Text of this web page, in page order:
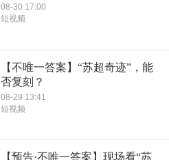
08-30 17:00
短视频
【不唯一答案】“苏超奇迹”，能
否复刻？
08-29 13:41
短视频
【预告·不唯一答案】现场看“苏